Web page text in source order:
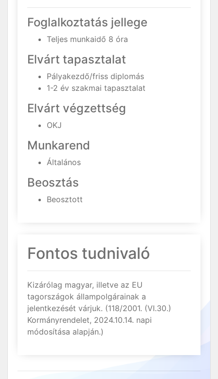
Foglalkoztatás jellege
Teljes munkaidő 8 óra
Elvárt tapasztalat
Pályakezdő/friss diplomás
1-2 év szakmai tapasztalat
Elvárt végzettség
OKJ
Munkarend
Általános
Beosztás
Beosztott
Fontos tudnivaló
Kizárólag magyar, illetve az EU
tagországok állampolgárainak a
jelentkezését várjuk. (118/2001. (VI.30.)
Kormányrendelet, 2024.10.14. napi
módosítása alapján.)